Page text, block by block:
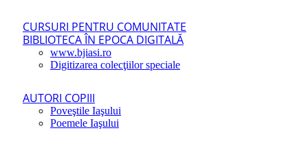
CURSURI PENTRU COMUNITATE
BIBLIOTECA ÎN EPOCA DIGITALĂ
www.bjiasi.ro
Digitizarea colecţiilor speciale
AUTORI COPIII
Poveştile Iaşului
Poemele Iaşului